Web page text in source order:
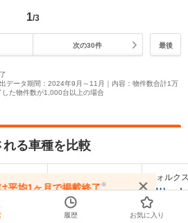
1/3
次の30件 最後
データ期間：2024年9月～11月｜内容：物件数合計1万
た物件数が1,000台以上の場合
る車種を比較
シュー
レーク
パサート
フォルク
パサー
ント
平均1ヶ月で掲載終了※
にお問い合わせください
履歴 お気に入り